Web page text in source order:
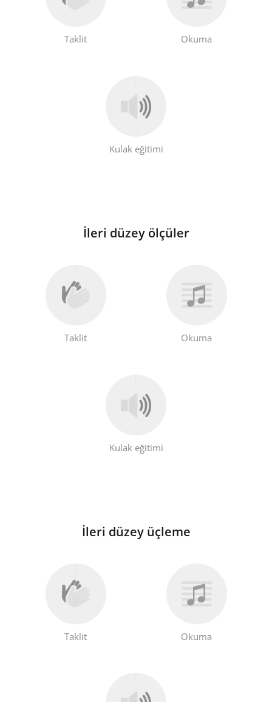
Taklit Okuma
Kulak eğitimi
İleri düzey ölçüler
Taklit Okuma
Kulak eğitimi
İleri düzey üçleme
Taklit Okuma